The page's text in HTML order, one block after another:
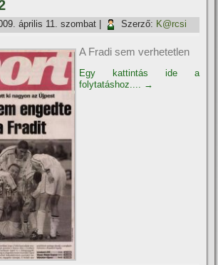
április 11. szombat Szerző: K@rcsi
A Fradi sem verhetetlen
Egy kattintás ide a
folytatáshoz.... →